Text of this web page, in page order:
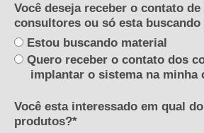
Você deseja receber o contato
consultores ou só esta
Estou buscando material
Quero receber o contato dos
implantar o sistema na minha
Você esta interessado em qual
produtos?*